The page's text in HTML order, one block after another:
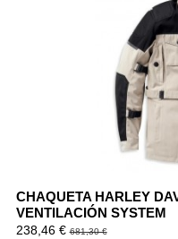
CHAQUETA HARLEY
VENTILACIÓN SYSTEM
238,46 €681,30 €